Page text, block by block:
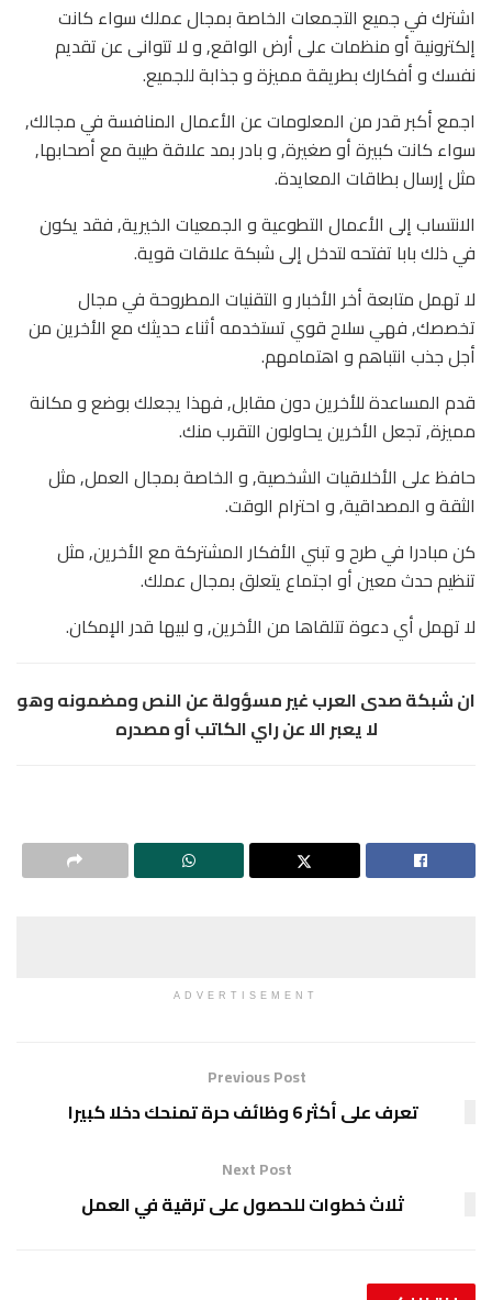
اشترك في جميع التجمعات الخاصة بمجال عملك سواء كانت
إلكترونية أو منظمات على أرض الواقع, و لا تتوانى عن تقديم
نفسك و أفكارك بطريقة مميزة و جذابة للجميع.
اجمع أكبر قدر من المعلومات عن الأعمال المنافسة في مجالك,
سواء كانت كبيرة أو صغيرة, و بادر بمد علاقة طيبة مع أصحابها,
مثل إرسال بطاقات المعايدة.
الانتساب إلى الأعمال التطوعية و الجمعيات الخيرية, فقد يكون
في ذلك بابا تفتحه لتدخل إلى شبكة علاقات قوية.
لا تهمل متابعة أخر الأخبار و التقنيات المطروحة في مجال
تخصصك, فهي سلاح قوي تستخدمه أثناء حديثك مع الأخرين من
أجل جذب انتباهم و اهتمامهم.
قدم المساعدة للأخرين دون مقابل, فهذا يجعلك بوضع و مكانة
مميزة, تجعل الأخرين يحاولون التقرب منك.
حافظ على الأخلاقيات الشخصية, و الخاصة بمجال العمل, مثل
الثقة و المصداقية, و احترام الوقت.
كن مبادرا في طرح و تبني الأفكار المشتركة مع الأخرين, مثل
تنظيم حدث معين أو اجتماع يتعلق بمجال عملك.
لا تهمل أي دعوة تتلقاها من الأخرين, و لبيها قدر الإمكان.
ان شبكة صدى العرب غير مسؤولة عن النص ومضمونه وهو
لا يعبر الا عن راي الكاتب أو مصدره
ADVERTISEMENT
Previous Post
تعرف على أكثر 6 وظائف حرة تمنحك دخلا كبيرا
Next Post
ثلاث خطوات للحصول على ترقية في العمل